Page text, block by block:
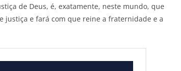
de Deus, é, exatamente, neste mundo, que
justiça e fará com que reine a fraternidade e a